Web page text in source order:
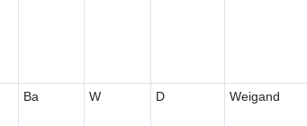
Ba W D Weigand